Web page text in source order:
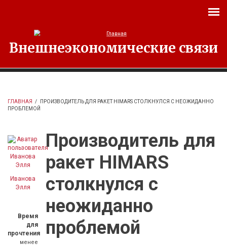
Внешнеэкономические связи
ГЛАВНАЯ /
ПРОИЗВОДИТЕЛЬ ДЛЯ РАКЕТ HIMARS СТОЛКНУЛСЯ С НЕОЖИДАННО
ПРОБЛЕМОЙ
Иванова
Элля
Время
для
прочтения
менее
Производитель для
ракет HIMARS
столкнулся с
неожиданно
проблемой